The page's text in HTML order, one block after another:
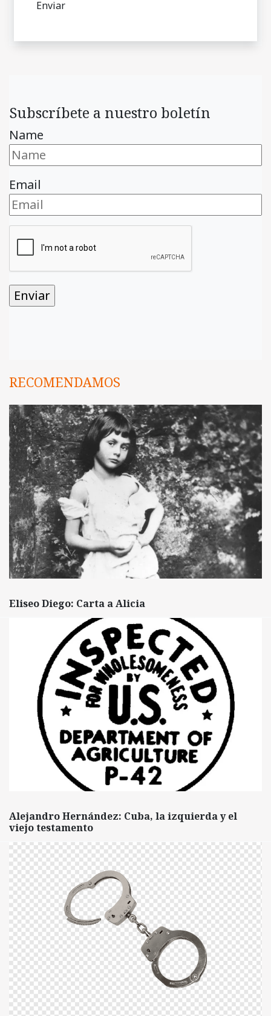
Subscríbete a nuestro boletín
Name
Email
RECOMENDAMOS
Eliseo Diego: Carta a Alicia
Alejandro Hernández: Cuba, la izquierda y el
viejo testamento